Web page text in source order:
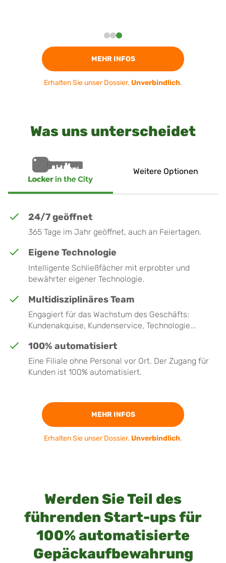
MEHR INFOS
Erhalten Sie unser Dossier. Unverbindlich.
Was uns unterscheidet
Weitere Optionen
24/7 geöffnet
365 Tage im Jahr geöffnet, auch an Feiertagen.
Eigene Technologie
Intelligente Schließfächer mit erprobter und
bewährter eigener Technologie.
Multidisziplinäres Team
Engagiert für das Wachstum des Geschäfts:
Kundenakquise, Kundenservice, Technologie...
100% automatisiert
Eine Filiale ohne Personal vor Ort. Der Zugang für
Kunden ist 100% automatisiert.
MEHR INFOS
Erhalten Sie unser Dossier. Unverbindlich.
Werden Sie Teil des
führenden Start-ups für
100% automatisierte
Gepäckaufbewahrung